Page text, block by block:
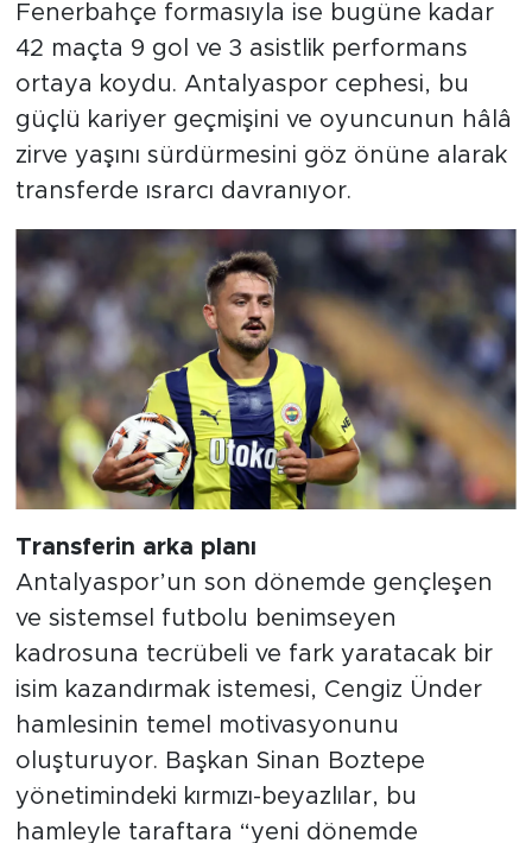
Fenerbahçe formasıyla ise bugüne kadar
42 maçta 9 gol ve 3 asistlik performans
ortaya koydu. Antalyaspor cephesi, bu
güçlü kariyer geçmişini ve oyuncunun hâlâ
zirve yaşını sürdürmesini göz önüne alarak
transferde ısrarcı davranıyor.
Transferin arka planı
Antalyaspor’un son dönemde gençleşen
ve sistemsel futbolu benimseyen
kadrosuna tecrübeli ve fark yaratacak bir
isim kazandırmak istemesi, Cengiz Ünder
hamlesinin temel motivasyonunu
oluşturuyor. Başkan Sinan Boztepe
yönetimindeki kırmızı-beyazlılar, bu
hamleyle taraftara “yeni dönemde